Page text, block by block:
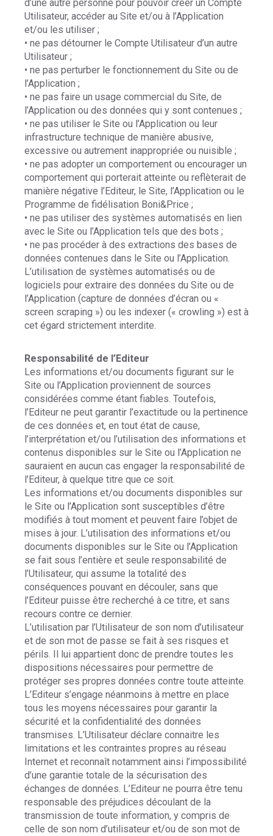
d’une autre personne pour pouvoir créer un Compte
Utilisateur, accéder au Site et/ou à l’Application
et/ou les utiliser ;
• ne pas détourner le Compte Utilisateur d’un autre
Utilisateur ;
• ne pas perturber le fonctionnement du Site ou de
l’Application ;
• ne pas faire un usage commercial du Site, de
l’Application ou des données qui y sont contenues ;
• ne pas utiliser le Site ou l’Application ou leur
infrastructure technique de manière abusive,
excessive ou autrement inappropriée ou nuisible ;
• ne pas adopter un comportement ou encourager un
comportement qui porterait atteinte ou reflèterait de
manière négative l’Editeur, le Site, l’Application ou le
Programme de fidélisation Boni&Price ;
• ne pas utiliser des systèmes automatisés en lien
avec le Site ou l’Application tels que des bots ;
• ne pas procéder à des extractions des bases de
données contenues dans le Site ou l’Application.
L’utilisation de systèmes automatisés ou de
logiciels pour extraire des données du Site ou de
l’Application (capture de données d’écran ou «
screen scraping ») ou les indexer (« crowling ») est à
cet égard strictement interdite.
Responsabilité de l’Editeur
Les informations et/ou documents figurant sur le
Site ou l’Application proviennent de sources
considérées comme étant fiables. Toutefois,
l’Editeur ne peut garantir l’exactitude ou la pertinence
de ces données et, en tout état de cause,
l’interprétation et/ou l’utilisation des informations et
contenus disponibles sur le Site ou l’Application ne
sauraient en aucun cas engager la responsabilité de
l’Editeur, à quelque titre que ce soit.
Les informations et/ou documents disponibles sur
le Site ou l’Application sont susceptibles d’être
modifiés à tout moment et peuvent faire l’objet de
mises à jour. L’utilisation des informations et/ou
documents disponibles sur le Site ou l’Application
se fait sous l’entière et seule responsabilité de
l’Utilisateur, qui assume la totalité des
conséquences pouvant en découler, sans que
l’Editeur puisse être recherché à ce titre, et sans
recours contre ce dernier.
L’utilisation par l’Utilisateur de son nom d’utilisateur
et de son mot de passe se fait à ses risques et
périls. Il lui appartient donc de prendre toutes les
dispositions nécessaires pour permettre de
protéger ses propres données contre toute atteinte.
L’Editeur s’engage néanmoins à mettre en place
tous les moyens nécessaires pour garantir la
sécurité et la confidentialité des données
transmises. L’Utilisateur déclare connaitre les
limitations et les contraintes propres au réseau
Internet et reconnaît notamment ainsi l’impossibilité
d’une garantie totale de la sécurisation des
échanges de données. L’Editeur ne pourra être tenu
responsable des préjudices découlant de la
transmission de toute information, y compris de
celle de son nom d’utilisateur et/ou de son mot de